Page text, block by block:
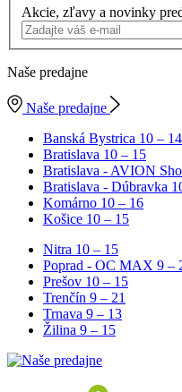
Akcie, zľavy a novinky
Naše predajne
Naše predajne
Banská Bystrica 10 – 14
Bratislava 10 – 15
Bratislava - AVION
Bratislava - Dúbravka
Komárno 10 – 16
Košice 10 – 15
Nitra 10 – 15
Poprad - OC MAX 9 –
Prešov 10 – 15
Trenčín 9 – 21
Trnava 9 – 13
Žilina 9 – 15